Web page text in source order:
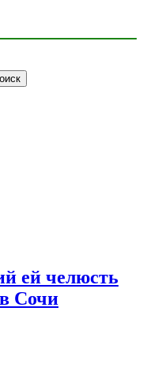
ей челюсть
Сочи